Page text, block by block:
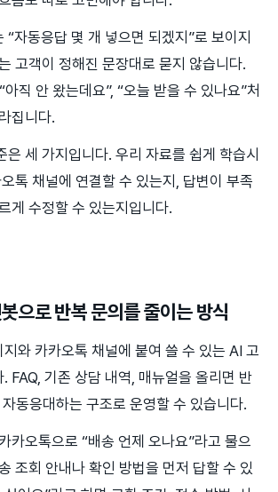
“자동응답 몇 개 넣으면 되겠지”로 보이지
고객이 정해진 문장대로 묻지 않습니다.
아직 안 왔는데요”, “오늘 받을 수 있나요”처
집니다.
은 세 가지입니다. 우리 자료를 쉽게 학습시
톡 채널에 연결할 수 있는지, 답변이 부족
게 수정할 수 있는지입니다.
으로 반복 문의를 줄이는 방식
와 카카오톡 채널에 붙여 쓸 수 있는 AI 고
FAQ, 기존 상담 내역, 매뉴얼을 올리면 반
동응대하는 구조로 운영할 수 있습니다.
카오톡으로 “배송 언제 오나요”라고 물으
조회 안내나 확인 방법을 먼저 답할 수 있